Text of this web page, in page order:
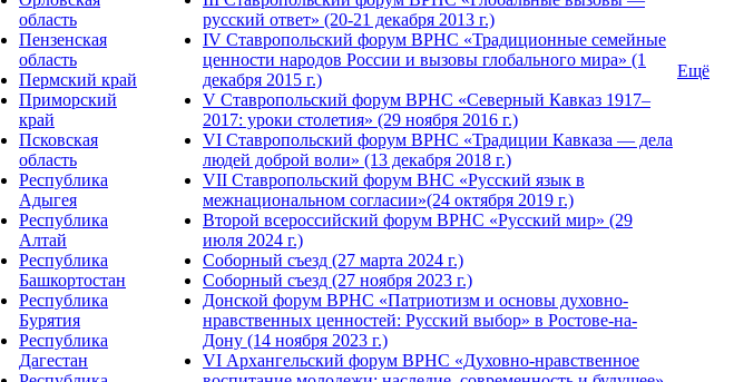
область
Пензенская
область
Пермский край
Приморский
край
Псковская
область
Республика
Адыгея
Республика
Алтай
Республика
Башкортостан
Республика
Бурятия
Республика
Дагестан
русский ответ» (20-21 декабря 2013 г.)
IV Ставропольский форум ВРНС «Традиционные семейные
ценности народов России и вызовы глобального мира» (1
декабря 2015 г.)
V Ставропольский форум ВРНС «Северный Кавказ 1917–
2017: уроки столетия» (29 ноября 2016 г.)
VI Ставропольский форум ВРНС «Традиции Кавказа — дела
людей доброй воли» (13 декабря 2018 г.)
VII Ставропольский форум ВHС «Русский язык в
межнациональном согласии»(24 октября 2019 г.)
Второй всероссийский форум ВРНС «Русский мир» (29
июля 2024 г.)
Соборный съезд (27 марта 2024 г.)
Соборный съезд (27 ноября 2023 г.)
Донской форум ВРНС «Патриотизм и основы духовно-
нравственных ценностей: Русский выбор» в Ростове-на-
Дону (14 ноября 2023 г.)
VI Архангельский форум ВРНС «Духовно-нравственное
Ещё